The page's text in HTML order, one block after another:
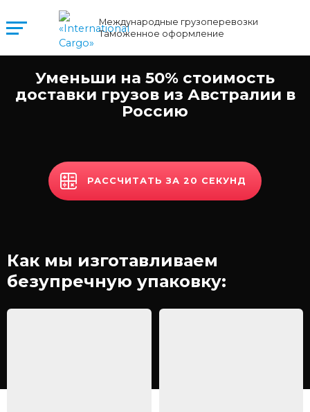
Международные грузоперевозки
Таможенное оформление
Уменьши на 50% стоимость
доставки грузов из Австралии в
Россию
РАССЧИТАТЬ ЗА 20 СЕКУНД
Как мы изготавливаем
безупречную упаковку: